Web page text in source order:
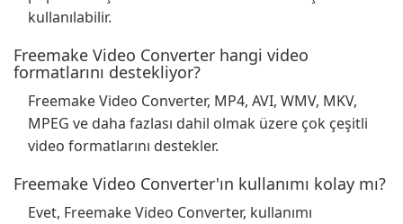
kullanılabilir.
Freemake Video Converter hangi video
formatlarını destekliyor?
Freemake Video Converter, MP4, AVI, WMV, MKV,
MPEG ve daha fazlası dahil olmak üzere çok çeşitli
video formatlarını destekler.
Freemake Video Converter'ın kullanımı kolay mı?
Evet, Freemake Video Converter, kullanımı